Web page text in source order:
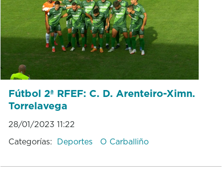
Fútbol 2ª RFEF: C. D. Arenteiro-Ximn.
Torrelavega
28/01/2023 11:22
Categorías: Deportes O Carballiño